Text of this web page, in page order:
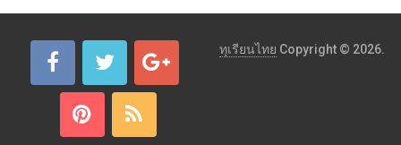
ทุเรียนไทย Copyright © 2026.